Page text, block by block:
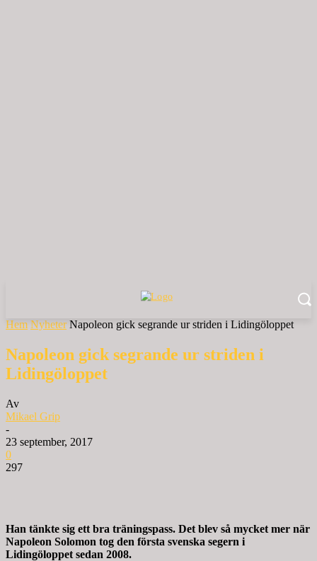
Hem Nyheter Napoleon gick segrande ur striden i Lidingöloppet
Napoleon gick segrande ur striden i
Lidingöloppet
Av
Mikael Grip
-
23 september, 2017
0
297
Han tänkte sig ett bra träningspass. Det blev så mycket mer när
Napoleon Solomon tog den första svenska segern i
Lidingöloppet sedan 2008.